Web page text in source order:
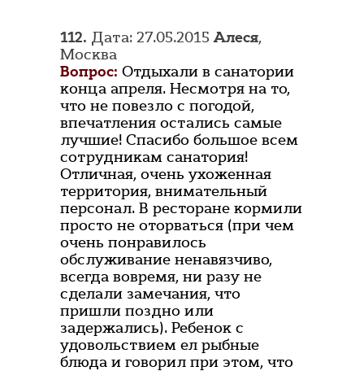
112. Дата: 27.05.2015Алеся,
Москва
Вопрос: Отдыхали в санатории
конца апреля. Несмотря на то,
что не повезло с погодой,
впечатления остались самые
лучшие! Спасибо большое всем
сотрудникам санатория!
Отличная, очень ухоженная
территория, внимательный
персонал. В ресторане кормили
просто не оторваться (при чем
очень понравилось
обслуживание ненавязчиво,
всегда вовремя, ни разу не
сделали замечания, что
пришли поздно или
задержались). Ребенок с
удовольствием ел рыбные
блюда и говорил при этом, что